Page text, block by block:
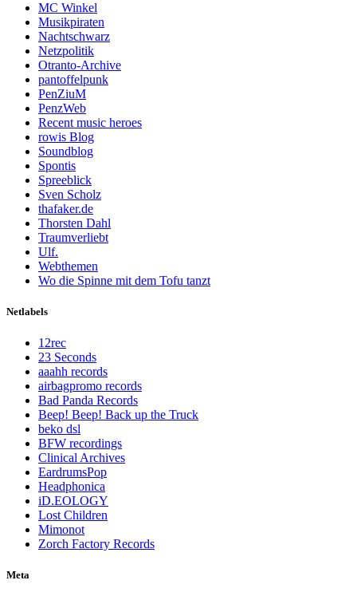
MC Winkel
Musikpiraten
Nachtschwarz
Netzpolitik
Otranto-Archive
pantoffelpunk
PenZiuM
PenzWeb
Recent music heroes
rowis Blog
Soundblog
Spontis
Spreeblick
Sven Scholz
thafaker.de
Thorsten Dahl
Traumverliebt
Ulf.
Webthemen
Wo die Spinne mit dem Tofu tanzt
Netlabels
12rec
23 Seconds
aaahh records
airbagpromo records
Bad Panda Records
Beep! Beep! Back up the Truck
beko dsl
BFW recordings
Clinical Archives
EardrumsPop
Headphonica
iD.EOLOGY
Lost Children
Mimonot
Zorch Factory Records
Meta